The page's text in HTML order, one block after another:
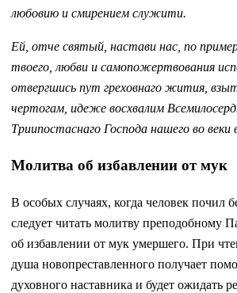
любовию и смирением служити.
Ей, отче святый, настави нас, по
твоего, любви и самопожертвования
отвергшись пут греховнаго жития,
чертогам, идеже восхвалим
Триипостаснаго Господа нашего во веки
Молитва об избавлении от мук
В особых случаях, когда человек почил
следует читать молитву преподобному
об избавлении от мук умершего. При
душа новопреставленного получает
духовного наставника и будет ожидать